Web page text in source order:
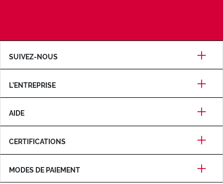
SUIVEZ-NOUS
L’ENTREPRISE
AIDE
CERTIFICATIONS
MODES DE PAIEMENT